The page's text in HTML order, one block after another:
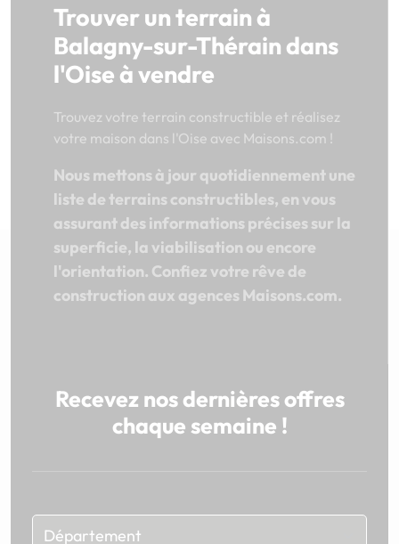
Trouver un terrain à
Balagny-sur-Thérain dans
l'Oise à vendre
Trouvez votre terrain constructible et réalisez
votre maison dans l'Oise avec Maisons.com !
Nous mettons à jour quotidiennement une
liste de terrains constructibles, en vous
assurant des informations précises sur la
superficie, la viabilisation ou encore
l'orientation. Confiez votre rêve de
construction aux agences Maisons.com.
Recevez nos dernières offres
chaque semaine !